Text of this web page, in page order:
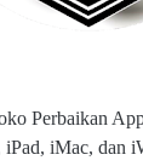
Perbaikan
iMac, dan